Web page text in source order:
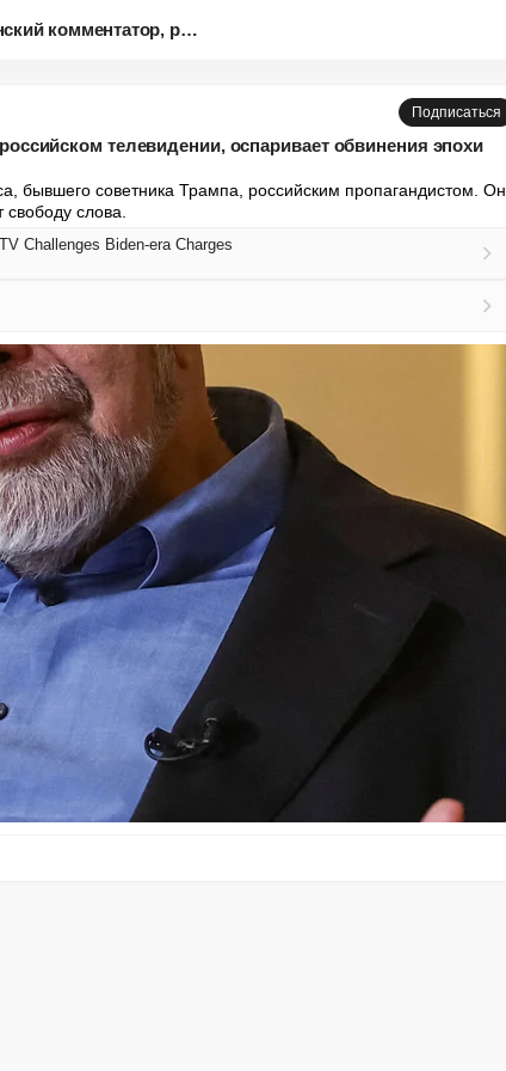
Американский комментатор, рабо...
Подписаться
телевидении, оспаривает обвинения эпохи
бывшего советника Трампа, российским пропагандистом. Он
слова.
Challenges Biden-era Charges